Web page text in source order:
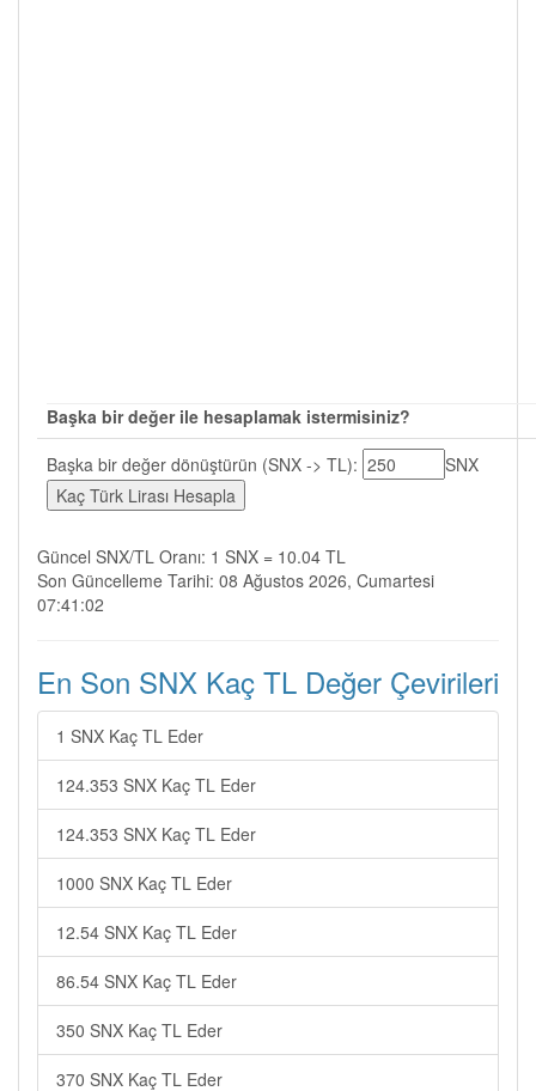
Başka bir değer ile hesaplamak istermisiniz?
Başka bir değer dönüştürün (SNX -> TL):
SNX
Güncel SNX/TL Oranı: 1 SNX = 10.04 TL
Son Güncelleme Tarihi: 08 Ağustos 2026, Cumartesi
07:41:02
En Son SNX Kaç TL Değer Çevirileri
1 SNX Kaç TL Eder
124.353 SNX Kaç TL Eder
124.353 SNX Kaç TL Eder
1000 SNX Kaç TL Eder
12.54 SNX Kaç TL Eder
86.54 SNX Kaç TL Eder
350 SNX Kaç TL Eder
370 SNX Kaç TL Eder